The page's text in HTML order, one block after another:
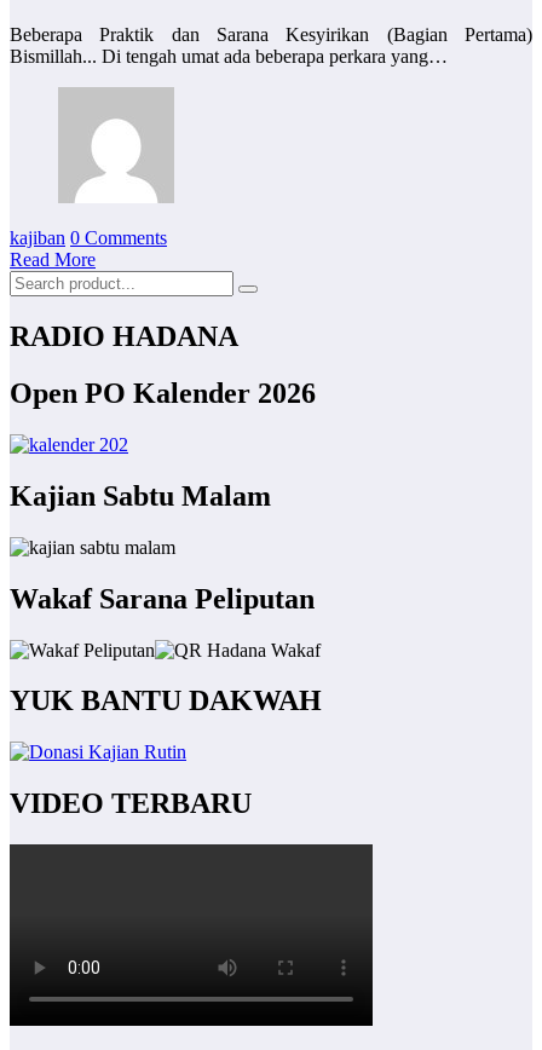
Beberapa Praktik dan Sarana Kesyirikan (Bagian Pertama)
Bismillah... Di tengah umat ada beberapa perkara yang…
kajiban 0 Comments
Read More
RADIO HADANA
Open PO Kalender 2026
Kajian Sabtu Malam
Wakaf Sarana Peliputan
YUK BANTU DAKWAH
VIDEO TERBARU